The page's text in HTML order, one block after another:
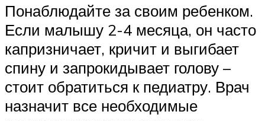
Понаблюдайте за своим ребенком.
Если малышу 2-4 месяца, он часто
капризничает, кричит и выгибает
спину и запрокидывает голову –
стоит обратиться к педиатру. Врач
назначит все необходимые